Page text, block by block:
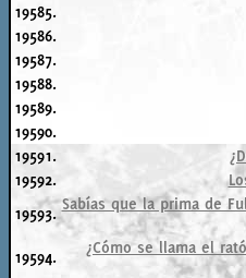
19585.
19586.
19587.
19588.
19589.
19590.
19591.
19592.
19593. Sabías que la prima de
19594.
¿Cómo se llama el